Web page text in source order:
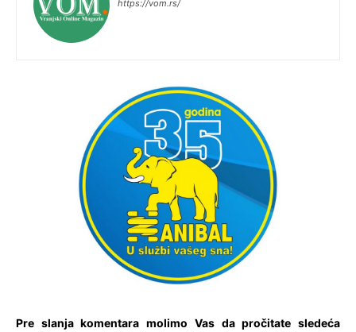
https://vom.rs/
Pre slanja komentara molimo Vas da pročitate sledeća